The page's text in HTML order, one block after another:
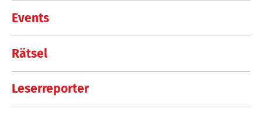
Events
Rätsel
Leserreporter